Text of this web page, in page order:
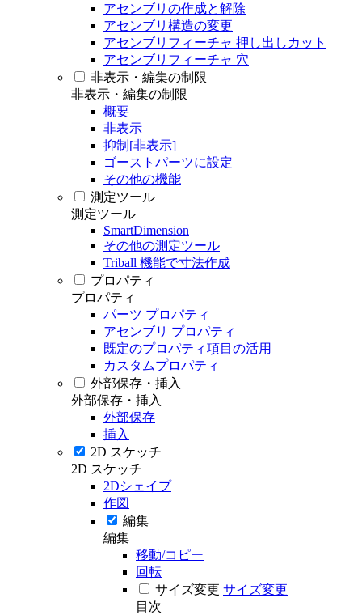
アセンブリの作成と解除
アセンブリ構造の変更
アセンブリフィーチャ 押し出しカット
アセンブリフィーチャ 穴
非表示・編集の制限
非表示・編集の制限
概要
非表示
抑制[非表示]
ゴーストパーツに設定
その他の機能
測定ツール
測定ツール
SmartDimension
その他の測定ツール
Triball 機能で寸法作成
プロパティ
プロパティ
パーツ プロパティ
アセンブリ プロパティ
既定のプロパティ項目の活用
カスタムプロパティ
外部保存・挿入
外部保存・挿入
外部保存
挿入
2D スケッチ
2D スケッチ
2Dシェイプ
作図
編集
編集
移動/コピー
回転
サイズ変更 サイズ変更
目次